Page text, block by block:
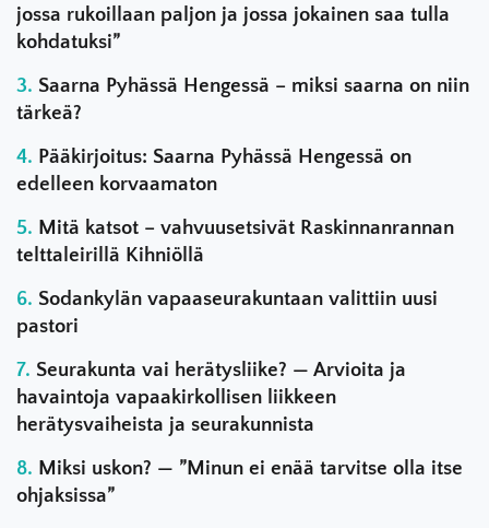
jossa rukoillaan paljon ja jossa jokainen saa tulla
kohdatuksi”
Saarna Pyhässä Hengessä – miksi saarna on niin
tärkeä?
Pääkirjoitus: Saarna Pyhässä Hengessä on
edelleen korvaamaton
Mitä katsot – vahvuusetsivät Raskinnanrannan
telttaleirillä Kihniöllä
Sodankylän vapaaseurakuntaan valittiin uusi
pastori
Seurakunta vai herätysliike? — Arvioita ja
havaintoja vapaakirkollisen liikkeen
herätysvaiheista ja seurakunnista
Miksi uskon? — ”Minun ei enää tarvitse olla itse
ohjaksissa”